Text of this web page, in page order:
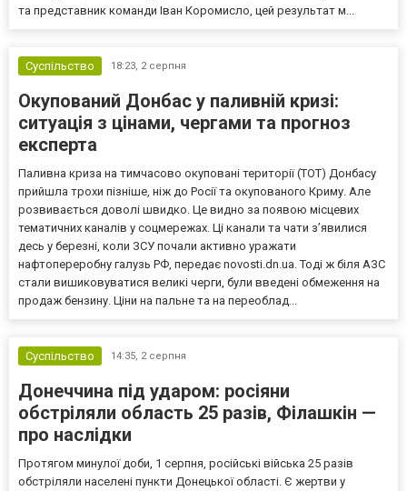
та представник команди Іван Коромисло, цей результат м...
Суспільство 18:23, 2 серпня
Окупований Донбас у паливній кризі:
ситуація з цінами, чергами та прогноз
експерта
Паливна криза на тимчасово окуповані території (ТОТ) Донбасу
прийшла трохи пізніше, ніж до Росії та окупованого Криму. Але
розвивається доволі швидко. Це видно за появою місцевих
тематичних каналів у соцмережах. Ці канали та чати з’явилися
десь у березні, коли ЗСУ почали активно уражати
нафтопереробну галузь РФ, передає novosti.dn.ua. Тоді ж біля АЗС
стали вишиковуватися великі черги, були введені обмеження на
продаж бензину. Ціни на пальне та на переоблад...
Суспільство 14:35, 2 серпня
Донеччина під ударом: росіяни
обстріляли область 25 разів, Філашкін —
про наслідки
Протягом минулої доби, 1 серпня, російські війська 25 разів
обстріляли населені пункти Донецької області. Є жертви у